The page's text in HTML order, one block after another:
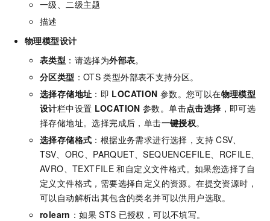
一级、二级主题
描述
物理模型设计
表类型 ：请选择为外部表。
分区类型 ：OTS 类型外部表不支持分区。
选择存储地址 ：即 LOCATION 参数。您可以在物理模型
设计栏中设置 LOCATION 参数。单击点击选择 ，即可选
择存储地址。选择完成后，单击一键授权。
选择存储格式 ：根据业务需求进行选择，支持 CSV、
TSV、ORC、PARQUET、SEQUENCEFILE、RCFILE、
AVRO、TEXTFILE 和自定义文件格式。如果您选择了自
定义文件格式，需要选择自定义的资源。在提交资源时，
可以自动解析出其包含的类名并可以供用户选取。
rolearn ：如果 STS 已授权，可以不填写。